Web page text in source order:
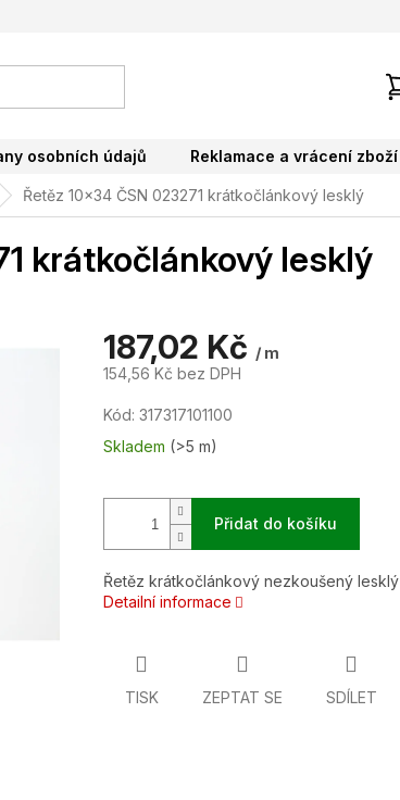
osobních údajů Reklamace a vrácení zboží
Řetěz 10x34 ČSN 023271 krátkočlánkový lesklý
krátkočlánkový lesklý
187,02 Kč / m
154,56 Kč bez DPH
Měrná
cena:
Kód: 317317101100
Skladem (>5 m)
Přidat do košíku
Řetěz krátkočlánkový nezkoušený lesklý
Detailní informace
TISK ZEPTAT SE SDÍLET